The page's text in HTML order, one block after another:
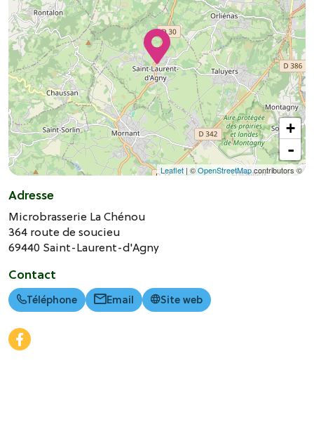
+
-
Leaflet | ©OpenStreetMapcontributors ©
Adresse
Microbrasserie La Chénou
364 route de soucieu
69440 Saint-Laurent-d'Agny
Contact
Téléphone Email Site web